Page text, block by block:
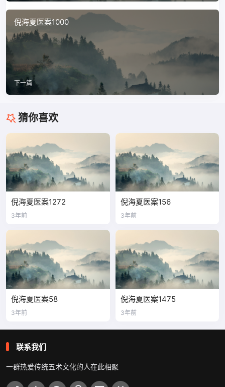
倪海夏医案1000
下一篇
猜你喜欢
倪海夏医案1272
3年前
倪海夏医案156
3年前
倪海夏医案58
3年前
倪海夏医案1475
3年前
联系我们
一群热爱传统五术文化的人在此相聚